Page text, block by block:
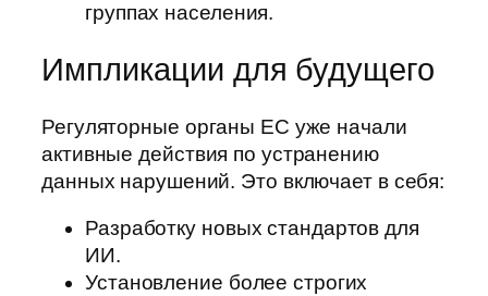
группах населения.
Импликации для будущего
Регуляторные органы ЕС уже начали
активные действия по устранению
данных нарушений. Это включает в себя:
Разработку новых стандартов для
ИИ.
Установление более строгих